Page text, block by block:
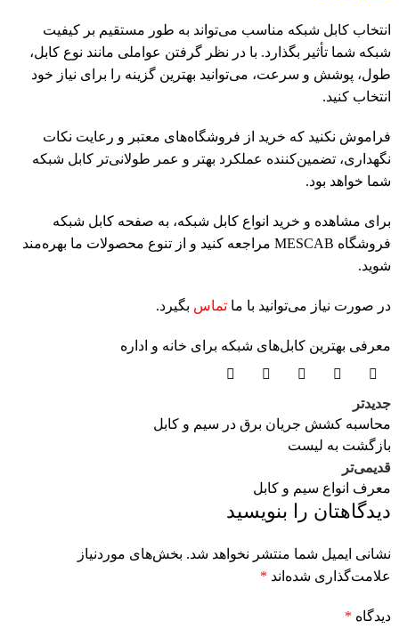
انتخاب کابل شبکه مناسب می‌تواند به طور مستقیم بر کیفیت
شبکه شما تأثیر بگذارد. با در نظر گرفتن عواملی مانند نوع کابل،
طول، پوشش و سرعت، می‌توانید بهترین گزینه را برای نیاز خود
انتخاب کنید.
فراموش نکنید که خرید از فروشگاه‌های معتبر و رعایت نکات
نگهداری، تضمین‌کننده عملکرد بهتر و عمر طولانی‌تر کابل شبکه
شما خواهد بود.
برای مشاهده و خرید انواع کابل شبکه، به صفحه کابل شبکه
فروشگاه MESCAB مراجعه کنید و از تنوع محصولات ما بهره‌مند
شوید.
در صورت نیاز می‌توانید با ما تماس بگیرد.
معرفی بهترین کابل‌های شبکه برای خانه و اداره
جدیدتر
محاسبه کشش جریان برق در سیم و کابل
بازگشت به لیست
قدیمی‌تر
معرف انواع سیم و کابل
دیدگاهتان را بنویسید
نشانی ایمیل شما منتشر نخواهد شد. بخش‌های موردنیاز
علامت‌گذاری شده‌اند *
دیدگاه *